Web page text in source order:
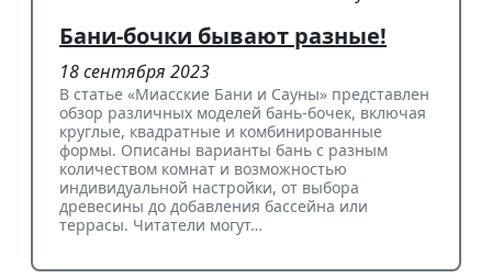
Бани-бочки бывают разные!
18 сентября 2023
В статье «Миасские Бани и Сауны» представлен
обзор различных моделей бань-бочек, включая
круглые, квадратные и комбинированные
формы. Описаны варианты бань с разным
количеством комнат и возможностью
индивидуальной настройки, от выбора
древесины до добавления бассейна или
террасы. Читатели могут…